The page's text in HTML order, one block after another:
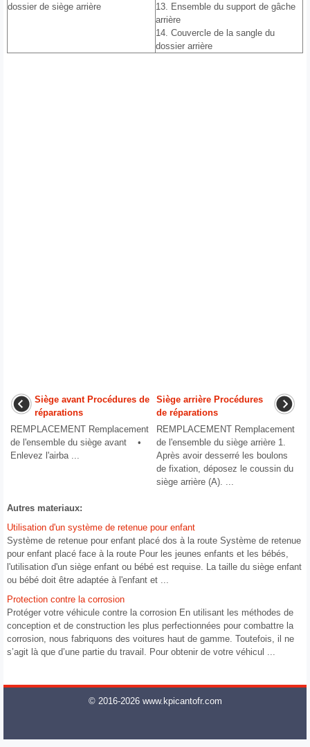
dossier de siège arrière
13. Ensemble du support de gâche
arrière
14. Couvercle de la sangle du
dossier arrière
Siège avant Procédures de
réparations
REMPLACEMENT Remplacement
de l'ensemble du siège avant •
Enlevez l'airba ...
Siège arrière Procédures
de réparations
REMPLACEMENT Remplacement
de l'ensemble du siège arrière 1.
Après avoir desserré les boulons
de fixation, déposez le coussin du
siège arrière (A). ...
Autres materiaux:
Utilisation d'un système de retenue pour enfant
Système de retenue pour enfant placé dos à la route Système de retenue
pour enfant placé face à la route Pour les jeunes enfants et les bébés,
l'utilisation d'un siège enfant ou bébé est requise. La taille du siège enfant
ou bébé doit être adaptée à l'enfant et ...
Protection contre la corrosion
Protéger votre véhicule contre la corrosion En utilisant les méthodes de
conception et de construction les plus perfectionnées pour combattre la
corrosion, nous fabriquons des voitures haut de gamme. Toutefois, il ne
s’agit là que d’une partie du travail. Pour obtenir de votre véhicul ...
© 2016-2026 www.kpicantofr.com